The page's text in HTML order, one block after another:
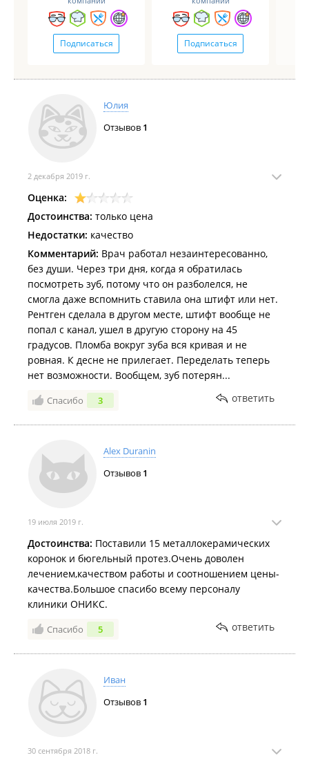
Подписаться Подписаться
Юлия
Отзывов 1
2 декабря 2019 г.
Оценка:
Достоинства: только цена
Недостатки: качество
Комментарий: Врач работал незаинтересованно,
без души. Через три дня, когда я обратилась
посмотреть зуб, потому что он разболелся, не
смогла даже вспомнить ставила она штифт или нет.
Рентген сделала в другом месте, штифт вообще не
попал с канал, ушел в другую сторону на 45
градусов. Пломба вокруг зуба вся кривая и не
ровная. К десне не прилегает. Переделать теперь
нет возможности. Вообщем, зуб потерян...
Спасибо 3 ответить
Alex Duranin
Отзывов 1
19 июля 2019 г.
Достоинства: Поставили 15 металлокерамических
коронок и бюгельный протез.Очень доволен
лечением,качеством работы и соотношением цены-
качества.Большое спасибо всему персоналу
клиники ОНИКС.
Спасибо 5 ответить
Иван
Отзывов 1
30 сентября 2018 г.